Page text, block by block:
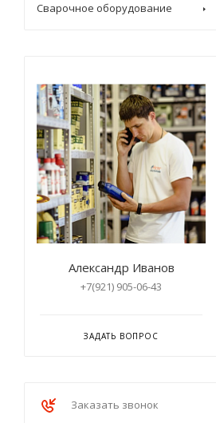
Сварочное оборудование
Александр Иванов
+7(921) 905-06-43
ЗАДАТЬ ВОПРОС
Заказать звонок